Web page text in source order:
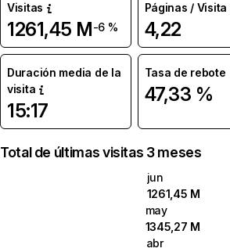
Visitas
1261,45 M-6 %
Páginas / Visita
4,22
Duración media de la
visita
15:17
Tasa de rebote
47,33 %
Total de últimas visitas 3 meses
jun
1261,45 M
may
1345,27 M
abr